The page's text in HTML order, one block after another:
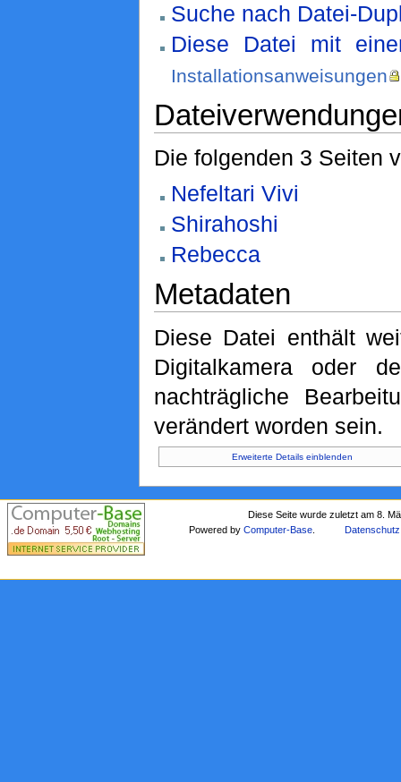
Suche nach Datei-
Diese Datei mit
Installationsanweisungen
Die folgenden 3 Seiten
Nefeltari Vivi
Shirahoshi
Rebecca
Metadaten
Diese Datei enthält
Digitalkamera oder
nachträgliche
verändert worden sein.
Erweiterte Details einblenden
Diese Seite wurde zuletzt am 8.
Powered byComputer-Base Datenschutz